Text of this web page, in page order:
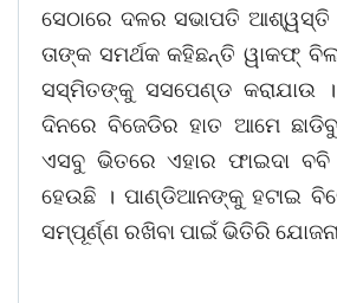
ସେଠାରେ ଦଳର ସଭାପତି ଆଶ୍ୱସ୍ତି
ତାଙ୍କ ସମର୍ଥକ କହିଛନ୍ତି ୱାକଫ୍
ସସ୍ମିତଙ୍କୁ ସସପେଣ୍ଡ କରାଯାଉ
ଦିନରେ ବିଜେଡିର ହାତ ଆମେ
ଏସବୁ ଭିତରେ ଏହାର ଫାଇଦା ବବି
ହେଉଛି । ପାଣ୍ଡିଆନଙ୍କୁ ହଟାଇ
ସମ୍ପୂର୍ଣ୍ଣ ରଖିବା ପାଇଁ ଭିତିରି